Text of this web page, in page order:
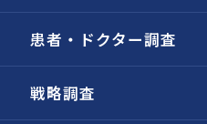
患者・ドクター調査
戦略調査